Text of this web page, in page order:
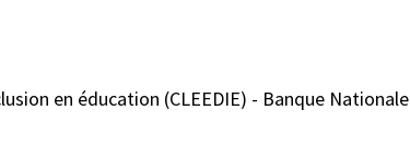
en éducation (CLEEDIE) - Banque Nationale